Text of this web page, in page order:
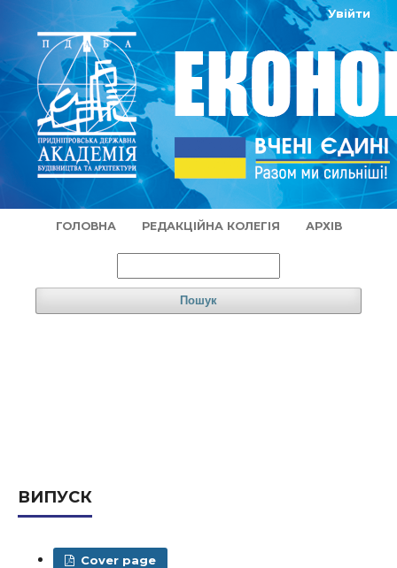
ГОЛОВНА РЕДАКЦІЙНА КОЛЕГІЯ АРХІВ
Пошук
Увійти
ВИПУСК
Cover page